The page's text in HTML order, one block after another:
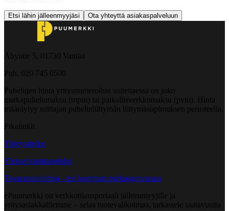
Etsi lähin jälleenmyyjäsi Ota yhteyttä asiakaspalveluun
Åbyntie 5, 01730 Vantaa
Puh. 020 745 0500
Puhelujen hinta yritysnumeroihin soitettaessa on joko
matkapuhelumaksu (mpm) tai paikallisverkkomaksu (pvm). Hinta
määräytyy soittajan puhelinliittymän liittymäsopimuksen perusteella.
Pikalinkit
Yhteystiedot
Yleiset toimitusehdot
Tavarantoimittaja - tee kuorman purkuajanvaraus
ePuumerkki on verkkotilausportaali jälleenmyyjille ja
yritysasiakkaillemme – selaa tuotevalikoimaa, tarkastele saatavuutta